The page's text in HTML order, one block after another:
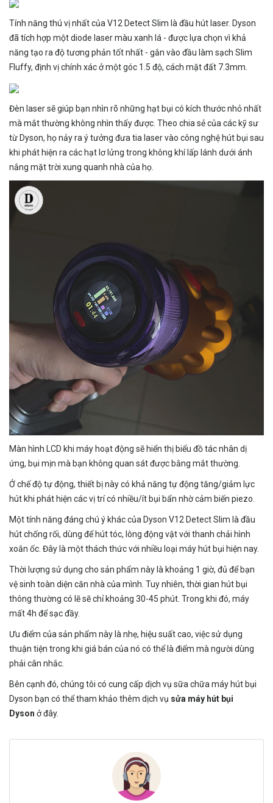
Tính năng thú vị nhất của V12 Detect Slim là đầu hút laser. Dyson
đã tích hợp một diode laser màu xanh lá - được lựa chọn vì khả
năng tạo ra độ tương phản tốt nhất - gắn vào đầu làm sạch Slim
Fluffy, định vị chính xác ở một góc 1.5 độ, cách mặt đất 7.3mm.
Đèn laser sẽ giúp bạn nhìn rõ những hạt bụi có kích thước nhỏ nhất
mà mắt thường không nhìn thấy được. Theo chia sẻ của các kỹ sư
từ Dyson, họ nảy ra ý tưởng đưa tia laser vào công nghệ hút bụi sau
khi phát hiện ra các hạt lơ lửng trong không khí lấp lánh dưới ánh
nắng mặt trời xung quanh nhà của họ.
Màn hình LCD khi máy hoạt động sẽ hiển thị biểu đồ tác nhân dị
ứng, bụi mịn mà bạn không quan sát được bằng mắt thường.
Ở chế độ tự động, thiết bị này có khả năng tự động tăng/giảm lực
hút khi phát hiện các vị trí có nhiều/ít bụi bẩn nhờ cảm biến piezo.
Một tính năng đáng chú ý khác của Dyson V12 Detect Slim là đầu
hút chống rối, dùng để hút tóc, lông động vật với thanh chải hình
xoắn ốc. Đây là một thách thức với nhiều loại máy hút bụi hiện nay.
Thời lượng sử dụng cho sản phẩm này là khoảng 1 giờ, đủ để bạn
vệ sinh toàn diện căn nhà của mình. Tuy nhiên, thời gian hút bụi
thông thường có lẽ sẽ chỉ khoảng 30-45 phút. Trong khi đó, máy
mất 4h để sạc đầy.
Ưu điểm của sản phẩm này là nhẹ, hiệu suất cao, việc sử dụng
thuận tiện trong khi giá bán của nó có thể là điểm mà người dùng
phải cân nhắc.
Bên cạnh đó, chúng tôi có cung cấp dịch vụ sữa chữa máy hút bụi
Dyson bạn có thể tham khảo thêm dịch vụ sửa máy hút bụi
Dyson ở đây.